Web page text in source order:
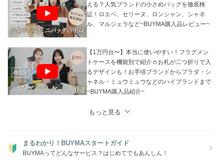
える？人気ブランドの小さめバッグを徹底検
証！ロエベ、セリーヌ、ロンシャン、シャネ
ル、マルジェラなど~BUYMA購入品レビュー~
【1万円台〜】本当に使いやすい！フラグメン
トケースを機能別で紹介👛お札が二つ折りで入
るデザインも！お手頃ブランドからプラダ・シ
ャネル・ミュウミュウなどのハイブランドまで
~BUYMA購入品紹介~
もっと見る
まるわかり！BUYMAスタートガイド
BUYMAってどんなサービス？はじめてでもあんしん！